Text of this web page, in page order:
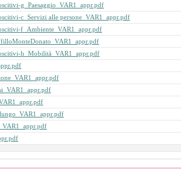
g_Paesaggio_VAR1_appr.pdf
c_Servizi alle persone_VAR1_appr.pdf
f_Ambiente_VAR1_appr.pdf
h_Mobilità_VAR1_appr.pdf